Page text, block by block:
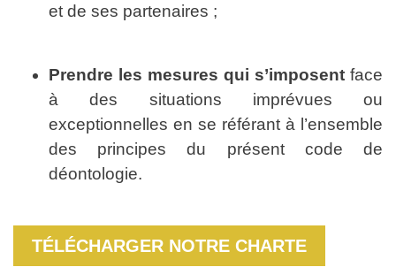
et de ses partenaires ;
Prendre les mesures qui s’imposent face
à des situations imprévues ou
exceptionnelles en se référant à l’ensemble
des principes du présent code de
déontologie.
TÉLÉCHARGER NOTRE CHARTE